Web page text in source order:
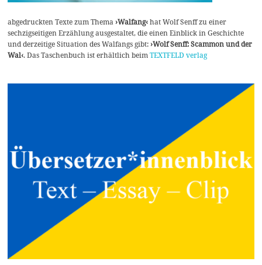
abgedruckten Texte zum Thema›Walfang‹hat Wolf Senff zu einer
sechzigseitigen Erzählung ausgestaltet, die einen Einblick in Geschichte
und derzeitige Situation des Walfangs gibt:›Wolf Senff: Scammon und der
Wal‹. Das Taschenbuch ist erhältlich beimTEXTFELD verlag